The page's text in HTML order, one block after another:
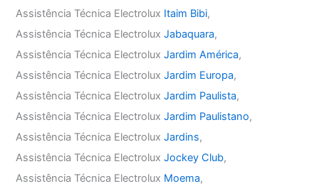
Assistência Técnica Electrolux Itaim Bibi,
Assistência Técnica ElectroluxJabaquara,
Assistência Técnica ElectroluxJardim América,
Assistência Técnica ElectroluxJardim Europa,
Assistência Técnica ElectroluxJardim Paulista,
Assistência Técnica ElectroluxJardim Paulistano,
Assistência Técnica ElectroluxJardins,
Assistência Técnica ElectroluxJockey Club,
Assistência Técnica Electrolux Moema,